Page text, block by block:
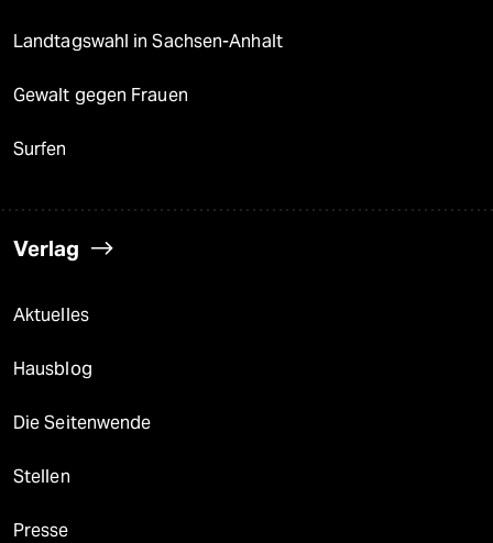
Landtagswahl in Sachsen-Anhalt
Gewalt gegen Frauen
Surfen
Verlag
Aktuelles
Hausblog
Die Seitenwende
Stellen
Presse